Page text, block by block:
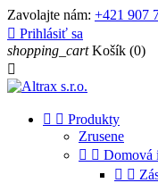
Zavolajte nám: +421 907
 Prihlásiť sa
shopping_cart Košík (0)

  Produkty
Zrusene
  Domová
 